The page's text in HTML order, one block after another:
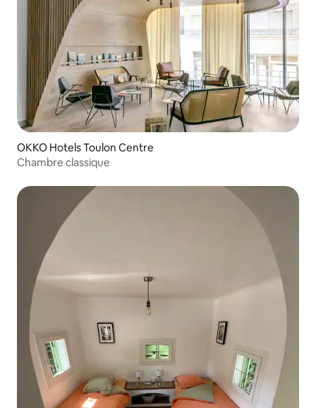
OKKO Hotels Toulon Centre
Chambre classique